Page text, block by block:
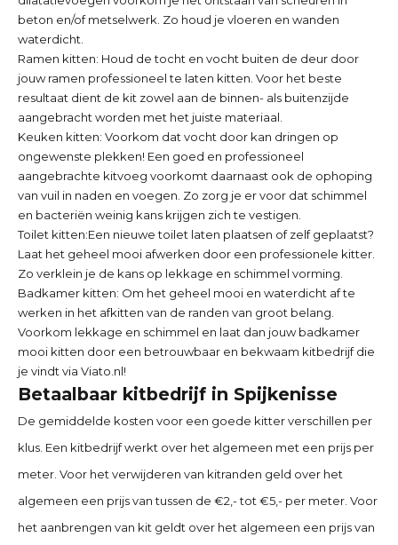
beton en/of metselwerk. Zo houd je vloeren en wanden
waterdicht.
Ramen kitten: Houd de tocht en vocht buiten de deur door
jouw ramen professioneel te laten kitten. Voor het beste
resultaat dient de kit zowel aan de binnen- als buitenzijde
aangebracht worden met het juiste materiaal.
Keuken kitten: Voorkom dat vocht door kan dringen op
ongewenste plekken! Een goed en professioneel
aangebrachte kitvoeg voorkomt daarnaast ook de ophoping
van vuil in naden en voegen. Zo zorg je er voor dat schimmel
en bacteriën weinig kans krijgen zich te vestigen.
Toilet kitten:Een nieuwe toilet laten plaatsen of zelf geplaatst?
Laat het geheel mooi afwerken door een professionele kitter.
Zo verklein je de kans op lekkage en schimmel vorming.
Badkamer kitten: Om het geheel mooi en waterdicht af te
werken in het afkitten van de randen van groot belang.
Voorkom lekkage en schimmel en laat dan jouw badkamer
mooi kitten door een betrouwbaar en bekwaam kitbedrijf die
je vindt via Viato.nl!
Betaalbaar kitbedrijf in Spijkenisse
De gemiddelde kosten voor een goede kitter verschillen per
klus. Een kitbedrijf werkt over het algemeen met een prijs per
meter. Voor het verwijderen van kitranden geld over het
algemeen een prijs van tussen de €2,- tot €5,- per meter. Voor
het aanbrengen van kit geldt over het algemeen een prijs van